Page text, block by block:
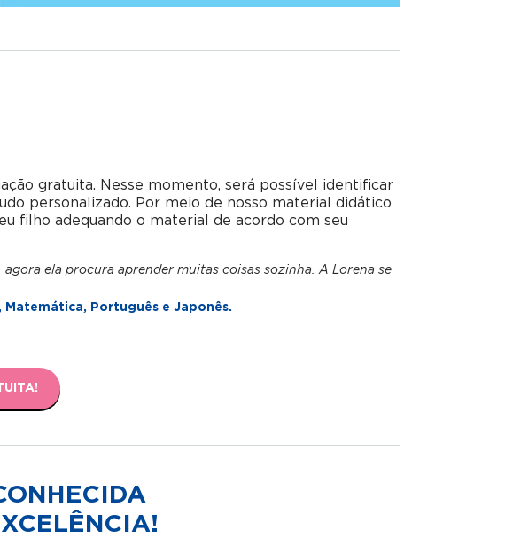
gratuita. Nesse momento, será possível identificar
personalizado. Por meio de nosso material didático
filho adequando o material de acordo com seu
ela procura aprender muitas coisas sozinha. A Lorena se
Matemática, Português e Japonês.